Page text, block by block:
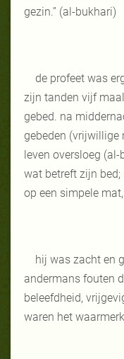
gezin.” (al-bukhari)
de profeet was
zijn tanden vijf
gebed. na
gebeden (vrijwillige
leven oversloeg
wat betreft zijn
op een simpele
hij was zacht en
andermans fouten
beleefdheid,
waren het